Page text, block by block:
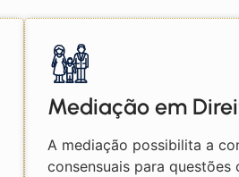
Mediação em
A mediação possibilita a
consensuais para questões